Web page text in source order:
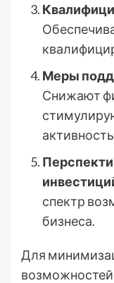
Меры
Снижают
спектр
бизнеса.
Для